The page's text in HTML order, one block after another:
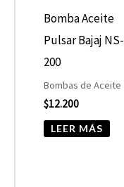
Bomba Aceite
Pulsar Bajaj NS-
200
Bombas de Aceite
$12.200
LEER MÁS